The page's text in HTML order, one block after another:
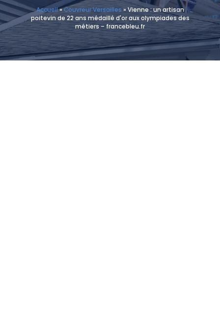
Accueil»Couvreur Versailles »Vienne : un artisan
poitevin de 22 ans médaillé d'or aux olympiades des
métiers – francebleu.fr